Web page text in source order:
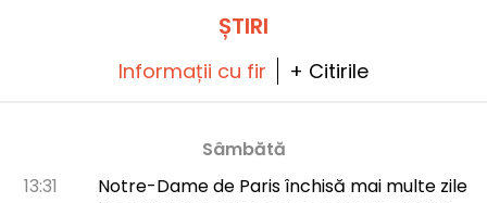
ȘTIRI
Informații cu fir + Citirile
Sâmbătă
13:31
Notre-Dame de Paris închisă mai multe zile